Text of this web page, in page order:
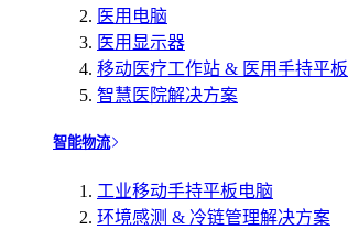
医用电脑
医用显示器
移动医疗工作站 & 医用手持平板
智慧医院解决方案
智能物流
工业移动手持平板电脑
环境感测 & 冷链管理解决方案